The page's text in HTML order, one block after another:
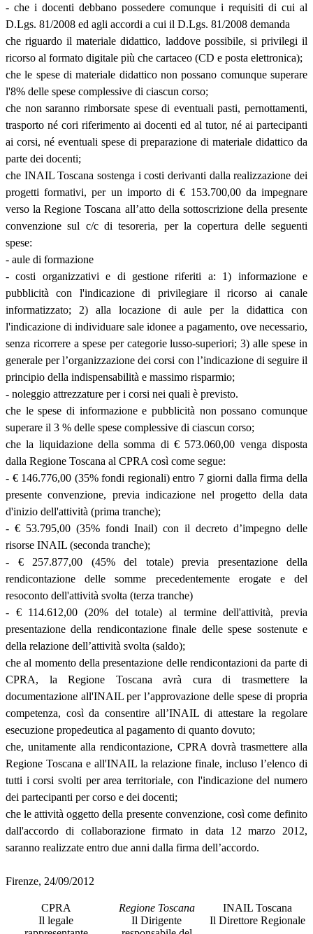
- che i docenti debbano possedere comunque i requisiti di cui al
D.Lgs. 81/2008 ed agli accordi a cui il D.Lgs. 81/2008 demanda
che riguardo il materiale didattico, laddove possibile, si privilegi il
ricorso al formato digitale più che cartaceo (CD e posta elettronica);
che le spese di materiale didattico non possano comunque superare
l'8% delle spese complessive di ciascun corso;
che non saranno rimborsate spese di eventuali pasti, pernottamenti,
trasporto né cori riferimento ai docenti ed al tutor, né ai partecipanti
ai corsi, né eventuali spese di preparazione di materiale didattico da
parte dei docenti;
che INAIL Toscana sostenga i costi derivanti dalla realizzazione dei
progetti formativi, per un importo di € 153.700,00 da impegnare
verso la Regione Toscana all’atto della sottoscrizione della presente
convenzione sul c/c di tesoreria, per la copertura delle seguenti
spese:
- aule di formazione
- costi organizzativi e di gestione riferiti a: 1) informazione e
pubblicità con l'indicazione di privilegiare il ricorso ai canale
informatizzato; 2) alla locazione di aule per la didattica con
l'indicazione di individuare sale idonee a pagamento, ove necessario,
senza ricorrere a spese per categorie lusso-superiori; 3) alle spese in
generale per l’organizzazione dei corsi con l’indicazione di seguire il
principio della indispensabilità e massimo risparmio;
- noleggio attrezzature per i corsi nei quali è previsto.
che le spese di informazione e pubblicità non possano comunque
superare il 3 % delle spese complessive di ciascun corso;
che la liquidazione della somma di € 573.060,00 venga disposta
dalla Regione Toscana al CPRA così come segue:
- € 146.776,00 (35% fondi regionali) entro 7 giorni dalla firma della
presente convenzione, previa indicazione nel progetto della data
d'inizio dell'attività (prima tranche);
- € 53.795,00 (35% fondi Inail) con il decreto d’impegno delle
risorse INAIL (seconda tranche);
- € 257.877,00 (45% del totale) previa presentazione della
rendicontazione delle somme precedentemente erogate e del
resoconto dell'attività svolta (terza tranche)
- € 114.612,00 (20% del totale) al termine dell'attività, previa
presentazione della rendicontazione finale delle spese sostenute e
della relazione dell’attività svolta (saldo);
che al momento della presentazione delle rendicontazioni da parte di
CPRA, la Regione Toscana avrà cura di trasmettere la
documentazione all'INAIL per l’approvazione delle spese di propria
competenza, così da consentire all’INAIL di attestare la regolare
esecuzione propedeutica al pagamento di quanto dovuto;
che, unitamente alla rendicontazione, CPRA dovrà trasmettere alla
Regione Toscana e all'INAIL la relazione finale, incluso l’elenco di
tutti i corsi svolti per area territoriale, con l'indicazione del numero
dei partecipanti per corso e dei docenti;
che le attività oggetto della presente convenzione, così come definito
dall'accordo di collaborazione firmato in data 12 marzo 2012,
saranno realizzate entro due anni dalla firma dell’accordo.
Firenze, 24/09/2012
CPRA
Il legale
Regione Toscana
Il Dirigente
INAIL Toscana
Il Direttore Regionale